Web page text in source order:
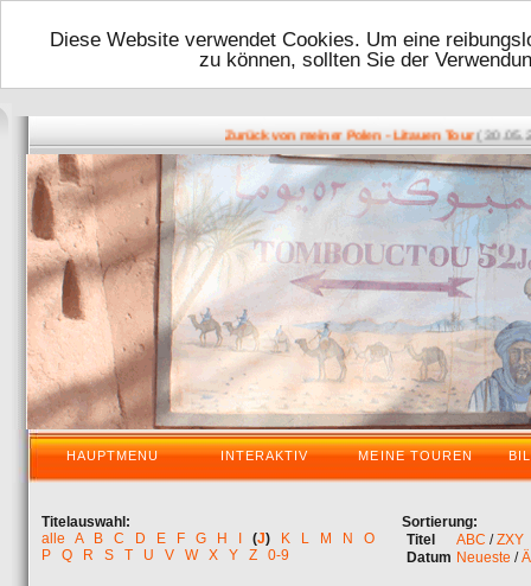
Diese Website verwendet Cookies. Um eine
zu können, sollten Sie der
Zurück von meiner Polen - Litauen Tour(
HAUPTMENU INTERAKTIV MEINE TOUREN
Titelauswahl:
alle
A B C D E F G H (J) K L M N
O
P
Q R S T U V W X Y Z 0-9
Sortierung:
Titel
ABC /ZXY
Datum Neueste /